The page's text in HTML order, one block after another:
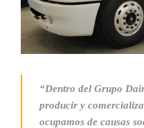
“Dentro del Grupo
producir y
ocupamos de causas